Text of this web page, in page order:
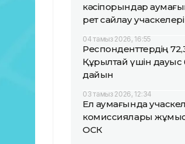
кәсіпорындар
рет сайлау
04 тамыз 2026, 16:55
Респонденттердің
Құрылтай үшін дауыс
дайын
03 тамыз 2026, 12:34
Ел аумағында
комиссиялары
ОСК